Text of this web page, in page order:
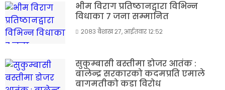
भीम विराग प्रतिष्ठानद्वारा विभिन्न
विधाका ७ जना सम्मानित
२०८३ बैशाख २७, आईतवार १२:५२
सुकुम्बासी बस्तीमा डोजर आतंक :
बालेन्द्र सरकारको कदमप्रति एमाले
बागमतीको कडा विरोध